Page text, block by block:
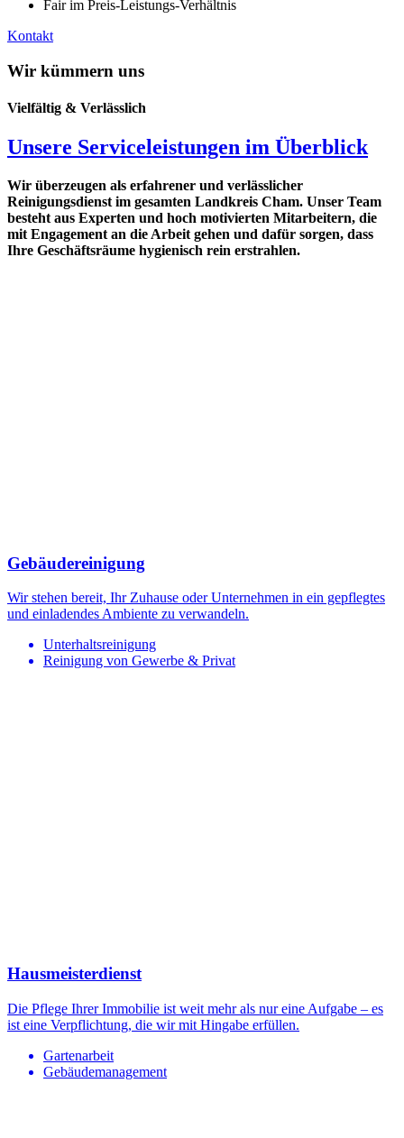
Fair im Preis-Leistungs-Verhältnis
Kontakt
Wir kümmern uns
Vielfältig & Verlässlich
Unsere Serviceleistungen im Überblick
Wir überzeugen als erfahrener und verlässlicher
Reinigungsdienst im gesamten Landkreis Cham. Unser Team
besteht aus Experten und hoch motivierten Mitarbeitern, die
mit Engagement an die Arbeit gehen und dafür sorgen, dass
Ihre Geschäftsräume hygienisch rein erstrahlen.
Gebäudereinigung
Wir stehen bereit, Ihr Zuhause oder Unternehmen in ein gepflegtes
und einladendes Ambiente zu verwandeln.
Unterhaltsreinigung
Reinigung von Gewerbe & Privat
Hausmeisterdienst
Die Pflege Ihrer Immobilie ist weit mehr als nur eine Aufgabe – es
ist eine Verpflichtung, die wir mit Hingabe erfüllen.
Gartenarbeit
Gebäudemanagement